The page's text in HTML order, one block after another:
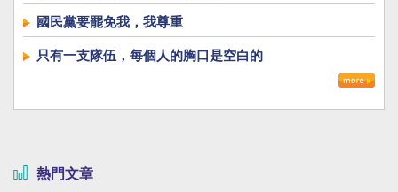
國民黨要罷免我，我尊重
只有一支隊伍，每個人的胸口是空白的
熱門文章